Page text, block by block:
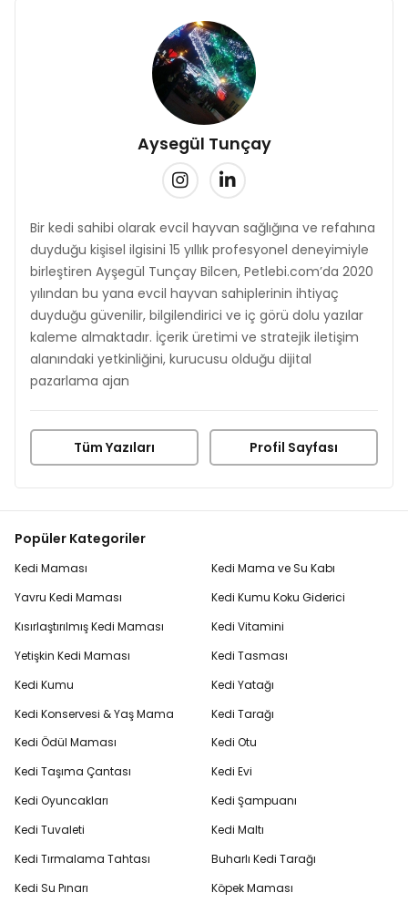
Aysegül Tunçay
Bir kedi sahibi olarak evcil hayvan sağlığına ve refahına
duyduğu kişisel ilgisini 15 yıllık profesyonel deneyimiyle
birleştiren Ayşegül Tunçay Bilcen, Petlebi.com’da 2020
yılından bu yana evcil hayvan sahiplerinin ihtiyaç
duyduğu güvenilir, bilgilendirici ve iç görü dolu yazılar
kaleme almaktadır. İçerik üretimi ve stratejik iletişim
alanındaki yetkinliğini, kurucusu olduğu dijital
pazarlama ajan
Tüm Yazıları Profil Sayfası
Popüler Kategoriler
Kedi Maması
Yavru Kedi Maması
Kısırlaştırılmış Kedi Maması
Yetişkin Kedi Maması
Kedi Kumu
Kedi Konservesi & Yaş Mama
Kedi Ödül Maması
Kedi Taşıma Çantası
Kedi Oyuncakları
Kedi Tuvaleti
Kedi Tırmalama Tahtası
Kedi Su Pınarı
Kedi Mama ve Su Kabı
Kedi Kumu Koku Giderici
Kedi Vitamini
Kedi Tasması
Kedi Yatağı
Kedi Tarağı
Kedi Otu
Kedi Evi
Kedi Şampuanı
Kedi Maltı
Buharlı Kedi Tarağı
Köpek Maması